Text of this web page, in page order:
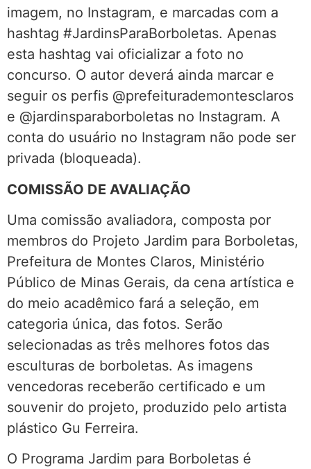
imagem, no Instagram, e marcadas com a
hashtag #JardinsParaBorboletas. Apenas
esta hashtag vai oficializar a foto no
concurso. O autor deverá ainda marcar e
seguir os perfis @prefeiturademontesclaros
e @jardinsparaborboletas no Instagram. A
conta do usuário no Instagram não pode ser
privada (bloqueada).
COMISSÃO DE AVALIAÇÃO
Uma comissão avaliadora, composta por
membros do Projeto Jardim para Borboletas,
Prefeitura de Montes Claros, Ministério
Público de Minas Gerais, da cena artística e
do meio acadêmico fará a seleção, em
categoria única, das fotos. Serão
selecionadas as três melhores fotos das
esculturas de borboletas. As imagens
vencedoras receberão certificado e um
souvenir do projeto, produzido pelo artista
plástico Gu Ferreira.
O Programa Jardim para Borboletas é